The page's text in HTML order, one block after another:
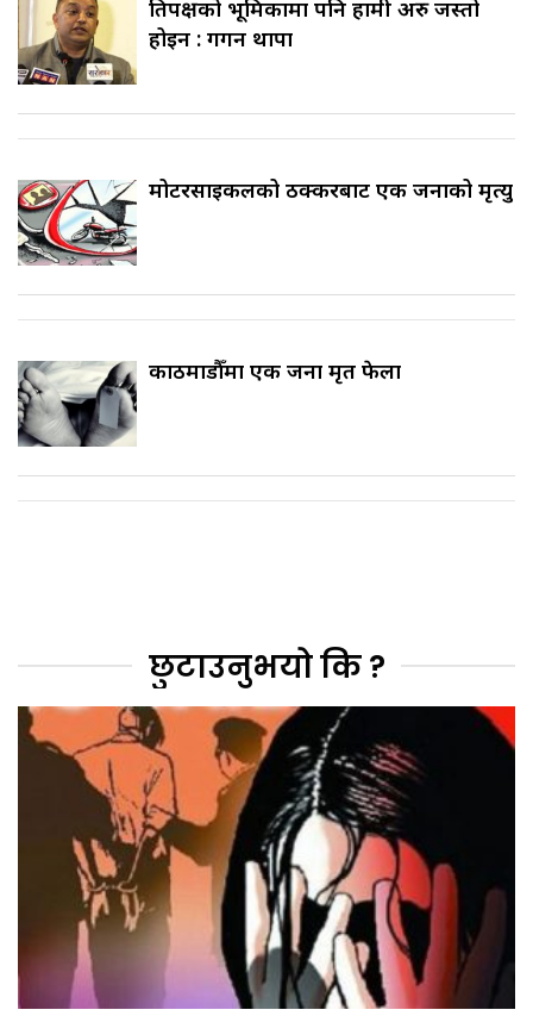
प्रतिपक्षको भूमिकामा पनि हामी अरु जस्तो
होइन : गगन थापा
मोटरसाइकलको ठक्करबाट एक जनाको मृत्यु
काठमाडौँमा एक जना मृत फेला
छुटाउनुभयो कि ?